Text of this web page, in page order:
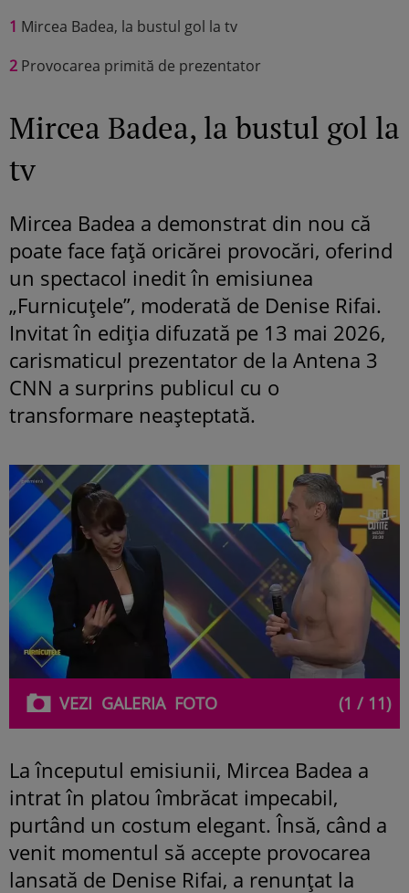
1 Mircea Badea, la bustul gol la tv
2 Provocarea primită de prezentator
Mircea Badea, la bustul gol la
tv
Mircea Badea a demonstrat din nou că
poate face față oricărei provocări, oferind
un spectacol inedit în emisiunea
„Furnicuțele”, moderată de Denise Rifai.
Invitat în ediția difuzată pe 13 mai 2026,
carismaticul prezentator de la Antena 3
CNN a surprins publicul cu o
transformare neașteptată.
VEZI GALERIAFOTO (1 / 11)
La începutul emisiunii, Mircea Badea a
intrat în platou îmbrăcat impecabil,
purtând un costum elegant. Însă, când a
venit momentul să accepte provocarea
lansată de Denise Rifai, a renunțat la